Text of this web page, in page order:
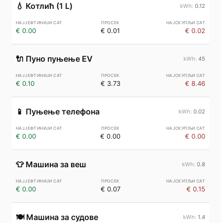
💧 Котлић (1 L) 0.12
€ 0.00 € 0.01 € 0.02
🔌 Пуно пуњење EV 45
€ 0.10 € 3.73 € 8.46
📱 Пуњење телефона 0.02
€ 0.00 € 0.00 € 0.00
👕 Машина за веш 0.8
€ 0.00 € 0.07 € 0.15
🍽️ Машина за судове 1.4